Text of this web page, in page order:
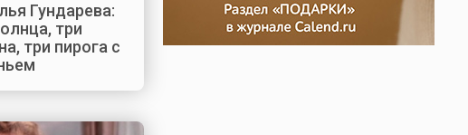
Гундарева:
три
три пирога с